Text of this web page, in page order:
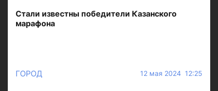
Стали известны победители Казанского
марафона
ГОРОД 12 мая 2024 12:25